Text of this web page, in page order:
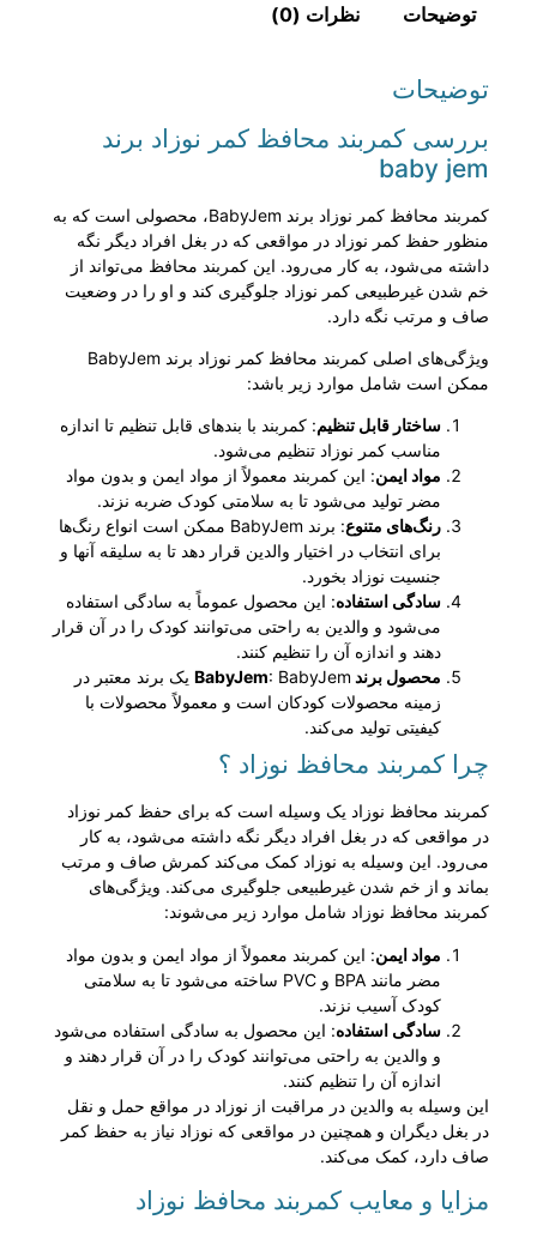
توضیحات نظرات (0)
توضیحات
بررسی کمربند محافظ کمر نوزاد برند
baby jem
کمربند محافظ کمر نوزاد برند BabyJem، محصولی است که به
منظور حفظ کمر نوزاد در مواقعی که در بغل افراد دیگر نگه
داشته می‌شود، به کار می‌رود. این کمربند محافظ می‌تواند از
خم شدن غیرطبیعی کمر نوزاد جلوگیری کند و او را در وضعیت
صاف و مرتب نگه دارد.
ویژگی‌های اصلی کمربند محافظ کمر نوزاد برند BabyJem
ممکن است شامل موارد زیر باشد:
ساختار قابل تنظیم: کمربند با بندهای قابل تنظیم تا اندازه
مناسب کمر نوزاد تنظیم می‌شود.
مواد ایمن: این کمربند معمولاً از مواد ایمن و بدون مواد
مضر تولید می‌شود تا به سلامتی کودک ضربه نزند.
رنگ‌های متنوع
: برند BabyJem ممکن است انواع رنگ‌ها
برای انتخاب در اختیار والدین قرار دهد تا به سلیقه آنها و
جنسیت نوزاد بخورد.
سادگی استفاده: این محصول عموماً به سادگی استفاده
می‌شود و والدین به راحتی می‌توانند کودک را در آن قرار
دهند و اندازه آن را تنظیم کنند.
محصول برند BabyJem
: BabyJem یک برند معتبر در
زمینه محصولات کودکان است و معمولاً محصولات با
کیفیتی تولید می‌کند.
چرا کمربند محافظ نوزاد ؟
کمربند محافظ نوزاد یک وسیله است که برای حفظ کمر نوزاد
در مواقعی که در بغل افراد دیگر نگه داشته می‌شود، به کار
می‌رود. این وسیله به نوزاد کمک می‌کند کمرش صاف و مرتب
بماند و از خم شدن غیرطبیعی جلوگیری می‌کند. ویژگی‌های
کمربند محافظ نوزاد شامل موارد زیر می‌شوند:
مواد ایمن: این کمربند معمولاً از مواد ایمن و بدون مواد
مضر مانند BPA و PVC ساخته می‌شود تا به سلامتی
کودک آسیب نزند.
سادگی استفاده: این محصول به سادگی استفاده می‌شود
و والدین به راحتی می‌توانند کودک را در آن قرار دهند و
اندازه آن را تنظیم کنند.
این وسیله به والدین در مراقبت از نوزاد در مواقع حمل و نقل
در بغل دیگران و همچنین در مواقعی که نوزاد نیاز به حفظ کمر
صاف دارد، کمک می‌کند.
مزایا و معایب کمربند محافظ نوزاد